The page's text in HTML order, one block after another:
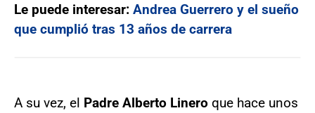
Le puede interesar: Andrea Guerrero y el sueño
que cumplió tras 13 años de carrera
A su vez, el Padre Alberto Linero que hace unos